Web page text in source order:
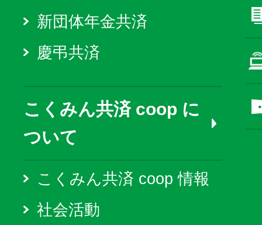
新団体年金共済
慶弔共済
こくみん共済 coop に
ついて
こくみん共済 coop 情報
社会活動